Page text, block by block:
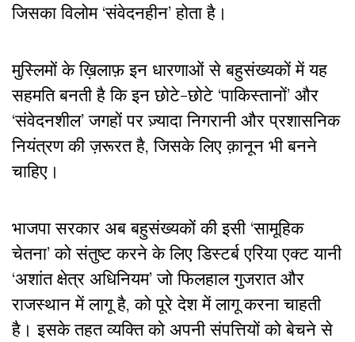
जिसका विलोम ‘संवेदनहीन’ होता है।
मुस्लिमों के ख़िलाफ़ इन धारणाओं से बहुसंख्यकों में यह
सहमति बनती है कि इन छोटे-छोटे ‘पाकिस्तानों’ और
‘संवेदनशील’ जगहों पर ज़्यादा निगरानी और प्रशासनिक
नियंत्रण की ज़रूरत है, जिसके लिए क़ानून भी बनने
चाहिए।
भाजपा सरकार अब बहुसंख्यकों की इसी ‘सामूहिक
चेतना’ को संतुष्ट करने के लिए डिस्टर्ब एरिया एक्ट यानी
‘अशांत क्षेत्र अधिनियम’ जो फिलहाल गुजरात और
राजस्थान में लागू है, को पूरे देश में लागू करना चाहती
है। इसके तहत व्यक्ति को अपनी संपत्तियों को बेचने से